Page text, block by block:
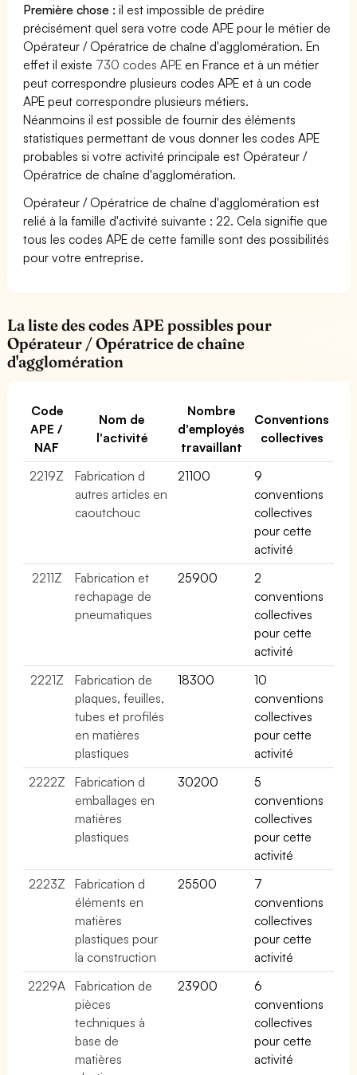
Première chose : il est impossible de prédire
précisément quel sera votre code APE pour le métier de
Opérateur / Opératrice de chaîne d'agglomération. En
effet il existe 730 codes APE en France et à un métier
peut correspondre plusieurs codes APE et à un code
APE peut correspondre plusieurs métiers.
Néanmoins il est possible de fournir des éléments
statistiques permettant de vous donner les codes APE
probables si votre activité principale est Opérateur /
Opératrice de chaîne d'agglomération.
Opérateur / Opératrice de chaîne d'agglomération est
relié à la famille d'activité suivante : 22. Cela signifie que
tous les codes APE de cette famille sont des possibilités
pour votre entreprise.
La liste des codes APE possibles pour
Opérateur / Opératrice de chaîne
d'agglomération
Code
APE /
NAF
Nom de
l'activité
Nombre
d'employés
travaillant
Conventions
collectives
2219Z
Fabrication d
autres articles en
caoutchouc
21100
9
conventions
collectives
pour cette
activité
2211Z
Fabrication et
rechapage de
pneumatiques
25900
2
conventions
collectives
pour cette
activité
2221Z
Fabrication de
plaques, feuilles,
tubes et profilés
en matières
plastiques
18300
10
conventions
collectives
pour cette
activité
2222Z
Fabrication d
emballages en
matières
plastiques
30200
5
conventions
collectives
pour cette
activité
2223Z
Fabrication d
éléments en
matières
plastiques pour
la construction
25500
7
conventions
collectives
pour cette
activité
2229A Fabrication de
pièces
techniques à
base de
matières
23900
6
conventions
collectives
pour cette
activité